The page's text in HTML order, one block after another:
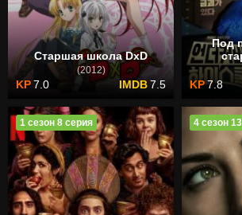
Старшая школа DxD
(2012)
7.0 7.5
Под
7.8
1 сезон 8 серия 4 сезон